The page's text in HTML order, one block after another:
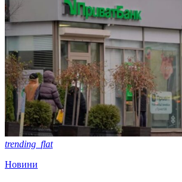
trending_flat
Новини